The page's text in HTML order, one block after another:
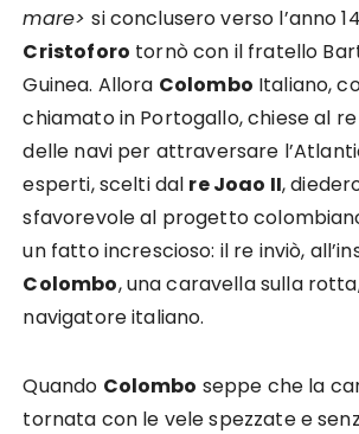
mare>si conclusero verso l’anno
Cristoforo tornò con il fratello
Guinea. Allora Colombo Italiano,
chiamato in Portogallo, chiese al
delle navi per attraversare
esperti, scelti dal re Joao II,
sfavorevole al progetto
un fatto increscioso: il re inviò,
Colombo, una caravella sulla
navigatore italiano.
Quando Colombo seppe che la
tornata con le vele spezzate e